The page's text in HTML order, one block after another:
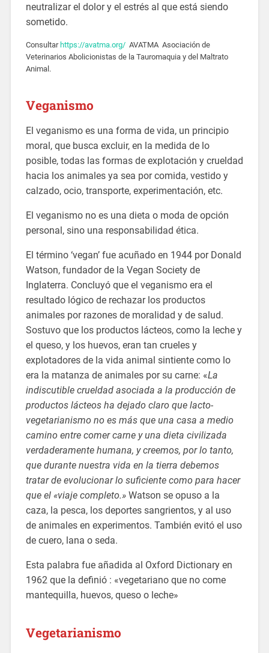
neutralizar el dolor y el estrés al que está siendo
sometido.
Consultarhttps://avatma.org/AVATMA Asociación de
Veterinarios Abolicionistas de la Tauromaquia y del Maltrato
Animal.
Veganismo
El veganismo es una forma de vida, un principio
moral, que busca excluir, en la medida de lo
posible, todas las formas de explotación y crueldad
hacia los animales ya sea por comida, vestido y
calzado, ocio, transporte, experimentación, etc.
El veganismo no es una dieta o moda de opción
personal, sino una responsabilidad ética.
El término ‘vegan’ fue acuñado en 1944 por Donald
Watson, fundador de la Vegan Society de
Inglaterra. Concluyó que el veganismo era el
resultado lógico de rechazar los productos
animales por razones de moralidad y de salud.
Sostuvo que los productos lácteos, como la leche y
el queso, y los huevos, eran tan crueles y
explotadores de la vida animal sintiente como lo
era la matanza de animales por su carne: «La
indiscutible crueldad asociada a la producción de
productos lácteos ha dejado claro que lacto-
vegetarianismo no es más que una casa a medio
camino entre comer carne y una dieta civilizada
verdaderamente humana, y creemos, por lo tanto,
que durante nuestra vida en la tierra debemos
tratar de evolucionar lo suficiente como para hacer
que el «viaje completo.»Watson se opuso a la
caza, la pesca, los deportes sangrientos, y al uso
de animales en experimentos. También evitó el uso
de cuero, lana o seda.
Esta palabra fue añadida al Oxford Dictionary en
1962 que la definió : «vegetariano que no come
mantequilla, huevos, queso o leche»
Vegetarianismo